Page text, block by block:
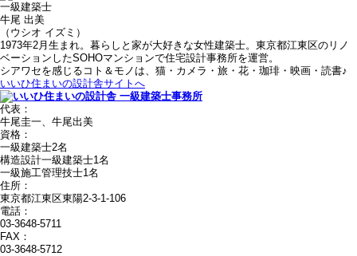
一級建築士
牛尾 出美
（ウシオ イズミ）
1973年2月生まれ。暮らしと家が大好きな女性建築士。東京都江東区のリノ
ベーションしたSOHOマンションで住宅設計事務所を運営。
シアワセを感じるコト＆モノは、猫・カメラ・旅・花・珈琲・映画・読書♪
いいひ住まいの設計舎サイトへ
代表：
牛尾圭一、牛尾出美
資格：
一級建築士2名
構造設計一級建築士1名
一級施工管理技士1名
住所：
東京都江東区東陽2-3-1-106
電話：
03-3648-5711
FAX：
03-3648-5712